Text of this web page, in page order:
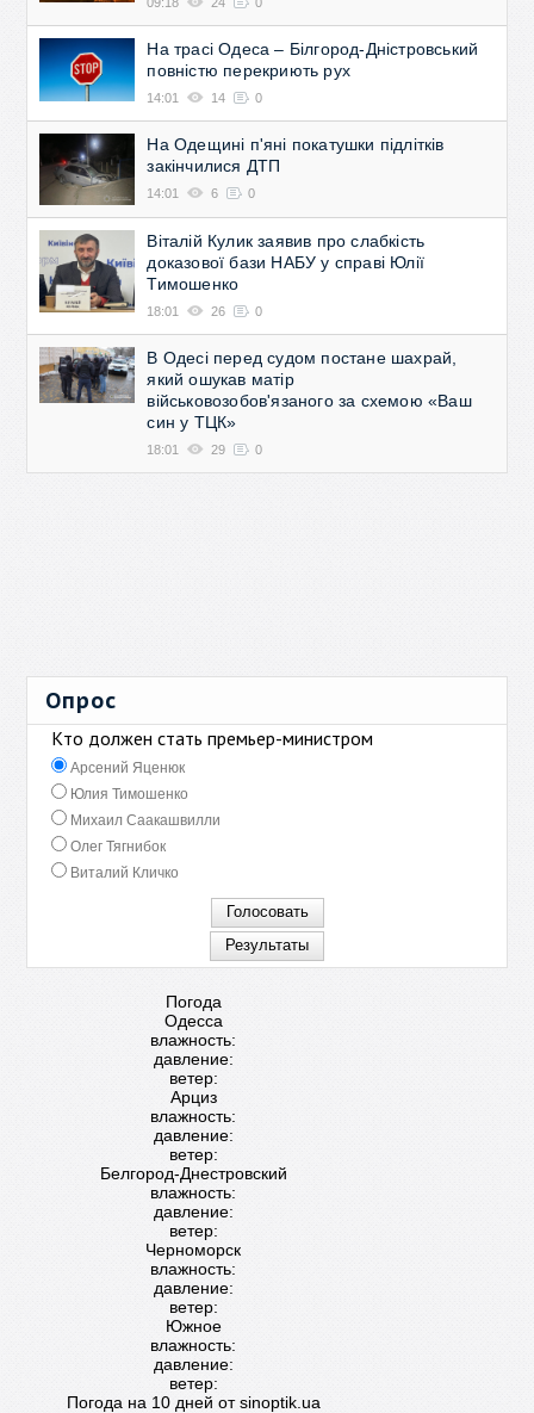
На трасі Одеса – Білгород-Дністровський
повністю перекриють рух
14:01 14 0
На Одещині п'яні покатушки підлітків
закінчилися ДТП
14:01 6 0
Віталій Кулик заявив про слабкість
доказової бази НАБУ у справі Юлії
Тимошенко
18:01 26 0
В Одесі перед судом постане шахрай,
який ошукав матір
військовозобов'язаного за схемою «Ваш
син у ТЦК»
18:01 29 0
Опрос
Кто должен стать премьер-министром
Арсений Яценюк
Юлия Тимошенко
Михаил Саакашвилли
Олег Тягнибок
Виталий Кличко
Погода
Одесса
влажность:
давление:
ветер:
Арциз
влажность:
давление:
ветер:
Белгород-Днестровский
влажность:
давление:
ветер:
Черноморск
влажность:
давление:
ветер:
Южное
влажность:
давление:
ветер:
Погода на 10 дней отsinoptik.ua